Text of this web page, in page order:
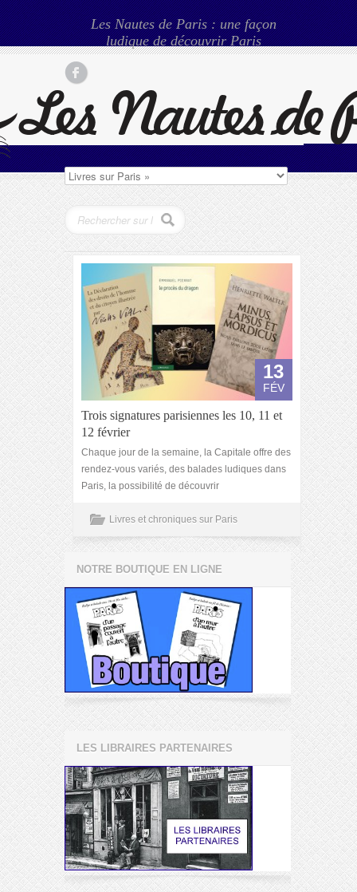
Les Nautes de Paris : une façon
ludique de découvrir Paris
13
FÉV
Trois signatures parisiennes les 10, 11 et
12 février
Chaque jour de la semaine, la Capitale offre des
rendez-vous variés, des balades ludiques dans
Paris, la possibilité de découvrir
Livres et chroniques sur Paris
NOTRE BOUTIQUE EN LIGNE
LES LIBRAIRES PARTENAIRES